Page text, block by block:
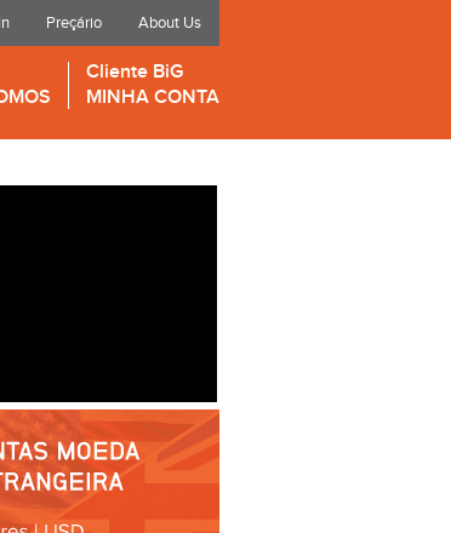
Preçário About Us
Cliente BiG
MINHA CONTA